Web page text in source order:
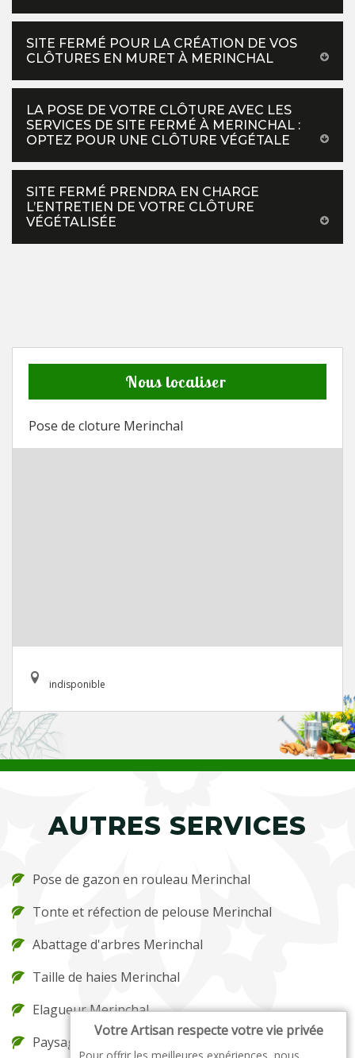
SITE FERMÉ POUR LA CRÉATION DE VOS
CLÔTURES EN MURET À MERINCHAL
LA POSE DE VOTRE CLÔTURE AVEC LES
SERVICES DE SITE FERMÉ À MERINCHAL :
OPTEZ POUR UNE CLÔTURE VÉGÉTALE
SITE FERMÉ PRENDRA EN CHARGE
L’ENTRETIEN DE VOTRE CLÔTURE
VÉGÉTALISÉE
Nous localiser
Pose de cloture Merinchal
indisponible
AUTRES SERVICES
Pose de gazon en rouleau Merinchal
Tonte et réfection de pelouse Merinchal
Abattage d'arbres Merinchal
Taille de haies Merinchal
Elagueur Merinchal
Paysagiste Merinchal
Votre Artisan respecte votre vie privée